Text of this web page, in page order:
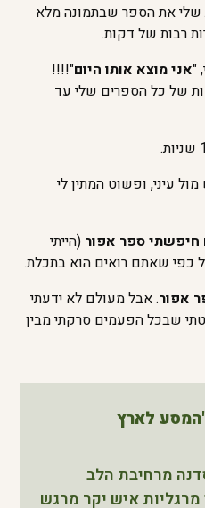
שלי את הספר שבתמונה מלא
רבות של דקות.
"אני מוצא אותו היום"!!!!
של כל הספרים שלי עד
עיני, ופשוט המתין לי
ספר אפור (הייתי
כפי שאתם רואים הוא בתכלת.
אפור. אבל מעולם לא ידעתי
שבכל הפעמים סרקתי מבין
לארץ
מרחיבת הלב
מרגליות איש יקר מרגש